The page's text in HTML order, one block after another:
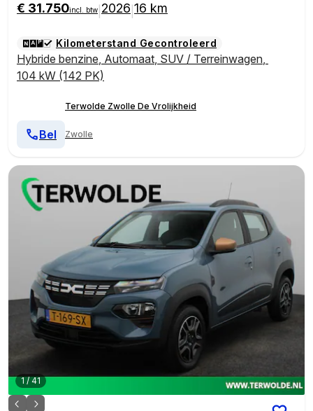
€ 31.750incl. btw 2026 16 km
Kilometerstand Gecontroleerd
Hybride benzine, Automaat, SUV / Terreinwagen,
104 kW (142 PK)
Terwolde Zwolle De Vrolijkheid
Zwolle
Bel
1 / 41